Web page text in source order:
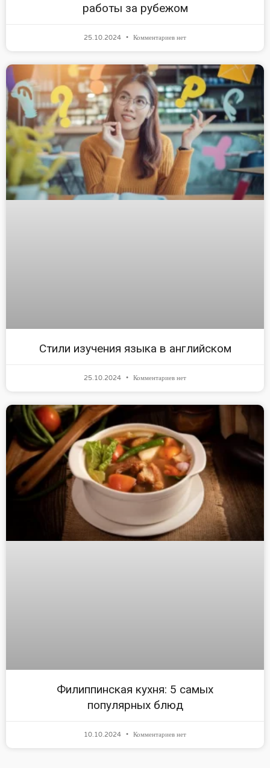
работы за рубежом
25.10.2024 Комментариев нет
Стили изучения языка в английском
25.10.2024 Комментариев нет
Филиппинская кухня: 5 самых
популярных блюд
10.10.2024 Комментариев нет